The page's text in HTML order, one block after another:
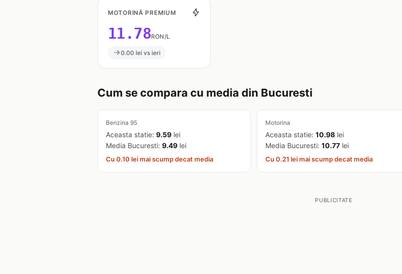
MOTORINĂ PREMIUM
11.78RON/L
0.00 lei vs ieri
Cum se compara cu media din Bucuresti
Benzina 95
Aceasta statie: 9.59 lei
Media Bucuresti: 9.49 lei
Cu 0.10 lei mai scump decat media
Motorina
Aceasta statie:10.98 lei
Media Bucuresti:10.77 lei
Cu 0.21 lei mai scump decat media
PUBLICITATE